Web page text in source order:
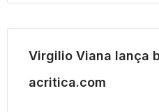
Virgilio Viana lança
acritica.com